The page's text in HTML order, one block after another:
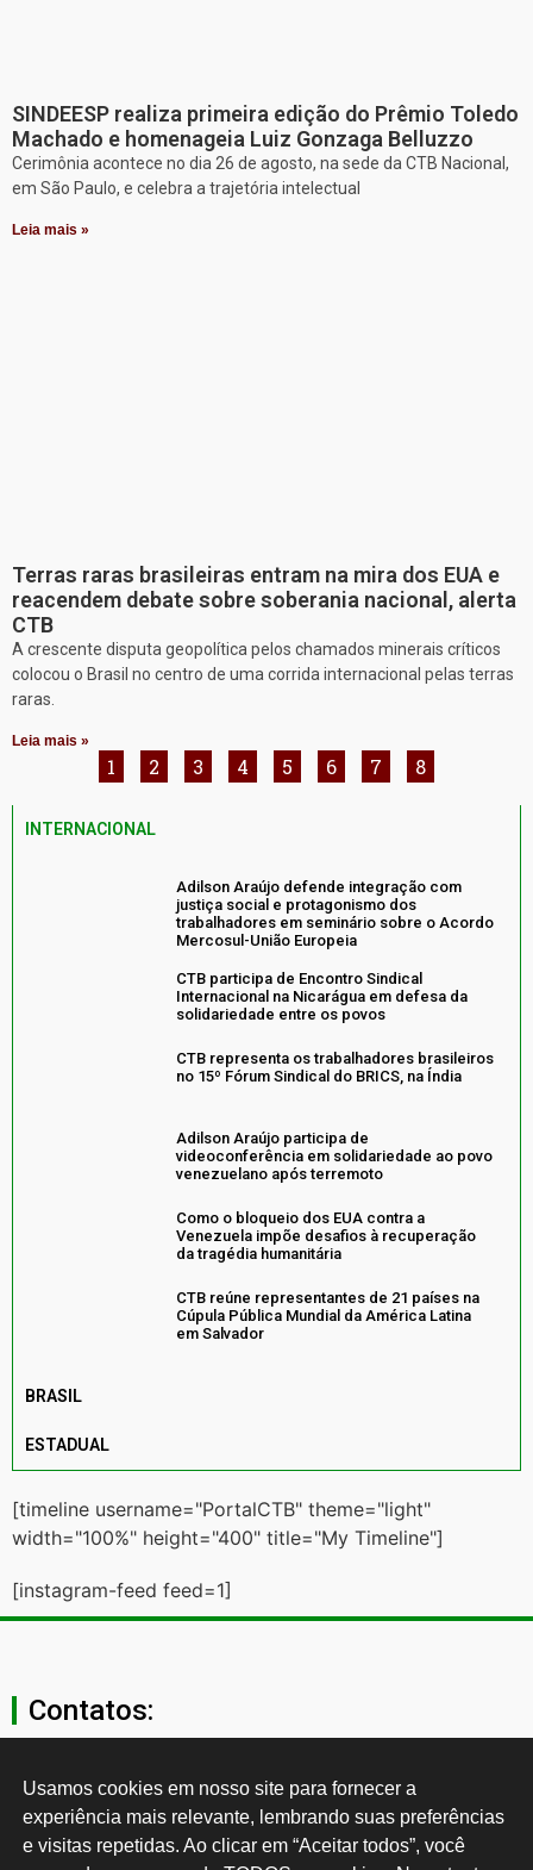
SINDEESP realiza primeira edição do Prêmio Toledo
Machado e homenageia Luiz Gonzaga Belluzzo
Cerimônia acontece no dia 26 de agosto, na sede da CTB Nacional,
em São Paulo, e celebra a trajetória intelectual
Leia mais »
Terras raras brasileiras entram na mira dos EUA e
reacendem debate sobre soberania nacional, alerta
CTB
A crescente disputa geopolítica pelos chamados minerais críticos
colocou o Brasil no centro de uma corrida internacional pelas terras
raras.
Leia mais »
1 2 3 4 5 6 7 8
INTERNACIONAL
Adilson Araújo defende integração com
justiça social e protagonismo dos
trabalhadores em seminário sobre o Acordo
Mercosul-União Europeia
CTB participa de Encontro Sindical
Internacional na Nicarágua em defesa da
solidariedade entre os povos
CTB representa os trabalhadores brasileiros
no 15º Fórum Sindical do BRICS, na Índia
Adilson Araújo participa de
videoconferência em solidariedade ao povo
venezuelano após terremoto
Como o bloqueio dos EUA contra a
Venezuela impõe desafios à recuperação
da tragédia humanitária
CTB reúne representantes de 21 países na
Cúpula Pública Mundial da América Latina
em Salvador
BRASIL
ESTADUAL
[timeline username="PortalCTB" theme="light"
width="100%" height="400" title="My Timeline"]
[instagram-feed feed=1]
Contatos:
secgeral@ctb.org.br
11 3874-0040
Usamos cookies em nosso site para fornecer a
experiência mais relevante, lembrando suas preferências
e visitas repetidas. Ao clicar em “Aceitar todos”, você